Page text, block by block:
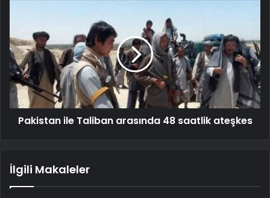
Pakistan ile Taliban arasında 48 saatlik ateşkes
İlgili Makaleler